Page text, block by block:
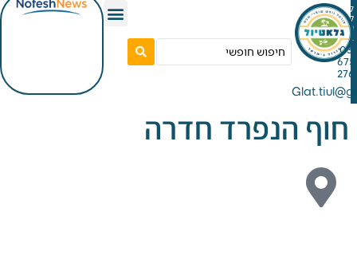
הנפרד חדרה